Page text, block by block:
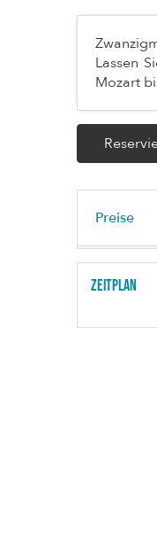
Lassen
Mozart
Preise
Zeitplan